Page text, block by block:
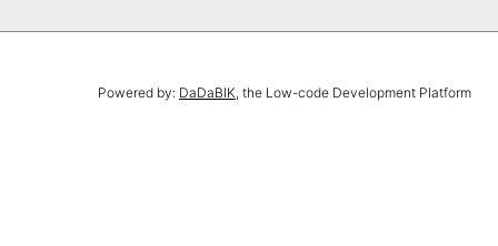
Powered by: DaDaBIK, the Low-code Development Platform